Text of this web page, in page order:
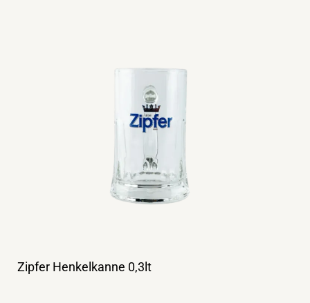
Zipfer Henkelkanne 0,3lt